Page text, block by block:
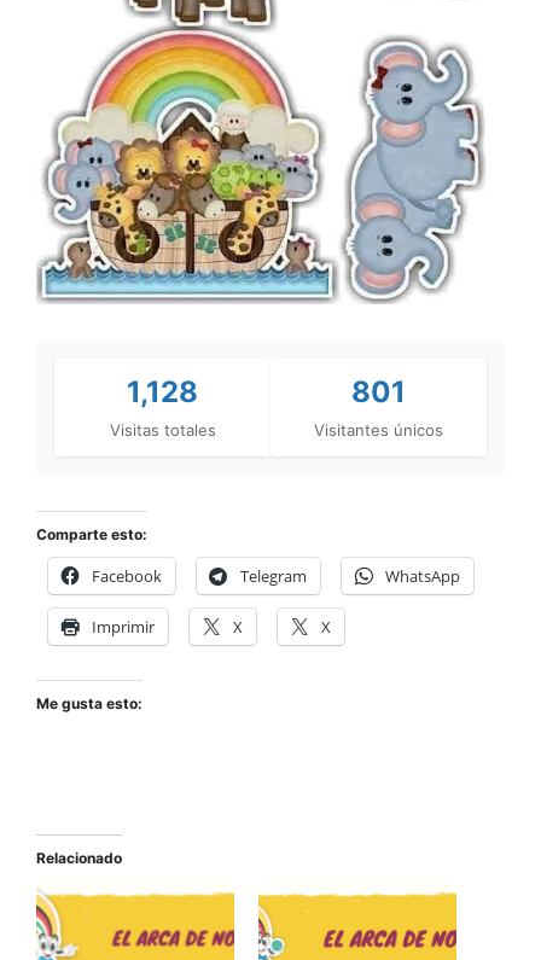
1,128
Visitas totales
801
Visitantes únicos
Comparte esto:
Facebook Telegram WhatsApp
Imprimir X X
Me gusta esto:
Relacionado